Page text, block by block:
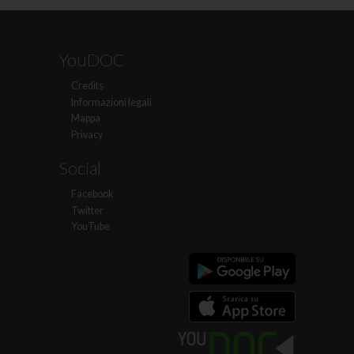
YouDOC
Credits
Informazioni legali
Mappa
Privacy
Social
Facebook
Twitter
YouTube